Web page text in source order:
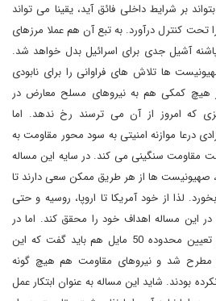
بر شرایط داخلی فائق آید، یقینا می تواند
سال 2011 خود را تحت کنترل درآورد. به تبع آن هم عملا مرزهای
پاشنه آشیل جدی برای اسرائیل بدل خواهد شد.
ها تلاش های فراوانی را برای نابودی
هیچ کمکی هم به نیروهای مسلح معارض در
که امروز از آن می ترسند رخ ندهد. اما
درعا موازنه امنیتی به سود محور مقاومت به
مقاومت سنگینی می کند. در سایه این مساله
صهیونیست ها از هر طریق ممکن سعی دارند تا
لذا از خود آمریکا تا اروپا، روسیه و حتی
در این مساله اهداف خود را محقق کند. اما در
خصوص میانجی گری روسیه و تعیین محدوده 50 مایل هم باید گفت که این
مطرح شد و نیروهای مقاومت هم هیچ گونه
بودند. شاید این مساله به عنوان ابتکار عمل